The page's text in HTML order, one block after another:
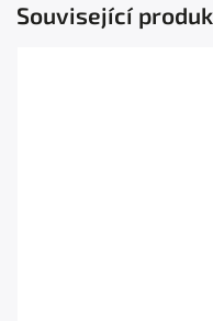
Související